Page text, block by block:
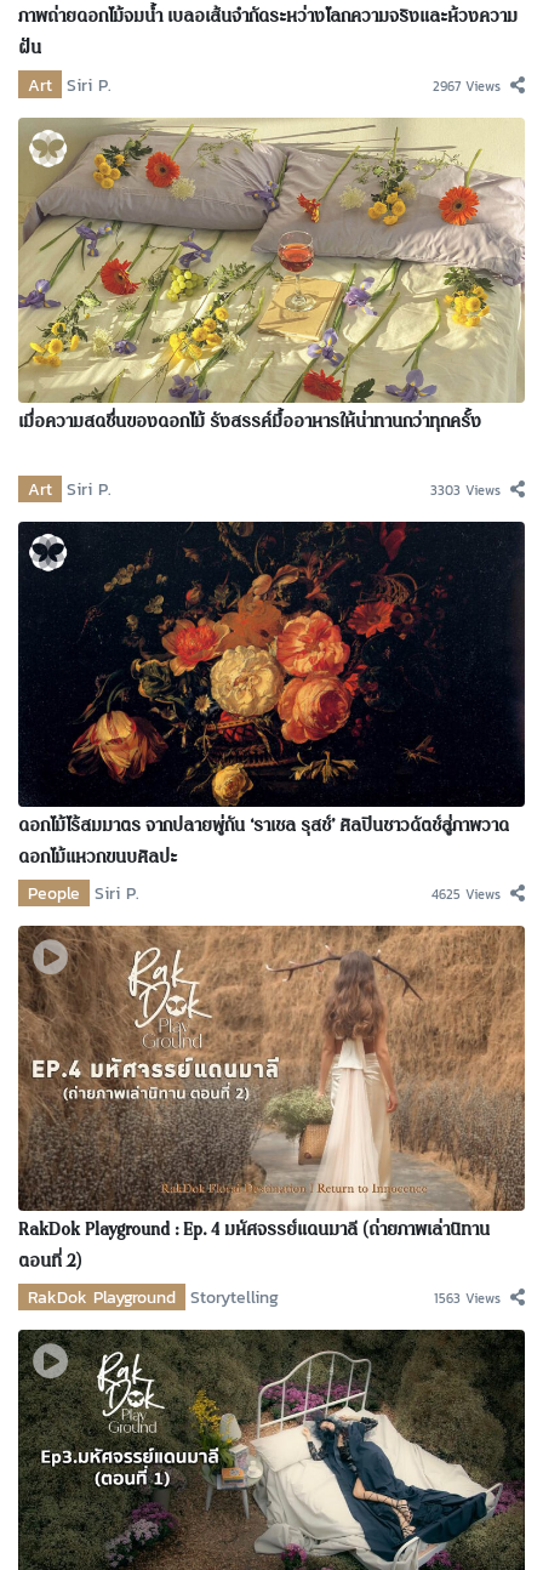
ภาพถ่ายดอกไม้จมน้ำ เบลอเส้นจำกัดระหว่างโลกความจริงและห้วงความ
ฝัน
Art Siri P. 2967 Views
เมื่อความสดชื่นของดอกไม้ รังสรรค์มื้ออาหารให้น่าทานกว่าทุกครั้ง
Art Siri P. 3303 Views
ดอกไม้ไร้สมมาตร จากปลายพู่กัน ‘ราเชล รุสช์’ ศิลปินชาวดัตช์สู่ภาพวาด
ดอกไม้แหวกขนบศิลปะ
People Siri P. 4625 Views
RakDok Playground : Ep. 4 มหัศจรรย์แดนมาลี (ถ่ายภาพเล่านิทาน
ตอนที่ 2)
RakDok Playground Storytelling 1563 Views